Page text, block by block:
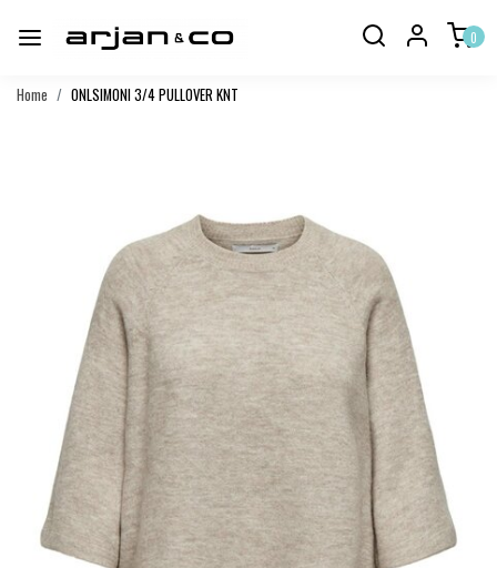
0
Home ONLSIMONI 3/4 PULLOVER KNT
Vorige